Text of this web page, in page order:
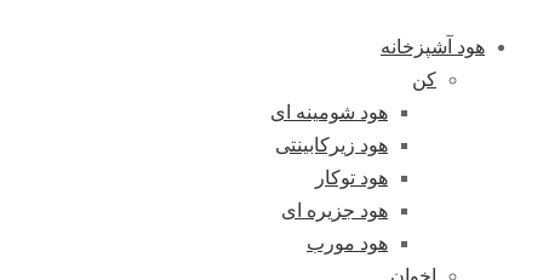
هود آشپزخانه
کن
هود شومینه ای
هود زیرکابینتی
هود توکار
هود جزیره ای
هود مورب